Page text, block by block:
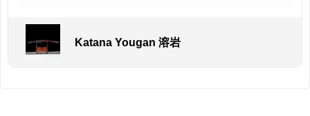
Katana Yougan 溶岩